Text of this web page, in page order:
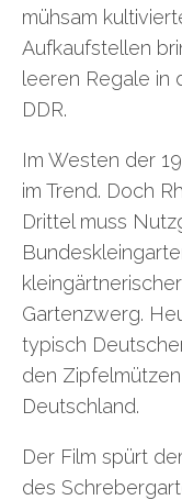
mühsam
Aufkaufstellen
leeren Regale in
DDR.
Im Westen der
im Trend. Doch
Drittel muss
Gartenzwerg.
typisch
den
Deutschland.
Der Film spürt
des